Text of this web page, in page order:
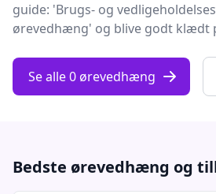
guide: 'Brugs- og
ørevedhæng' og blive godt klædt
Se alle 0 ørevedhæng
Bedste ørevedhæng og